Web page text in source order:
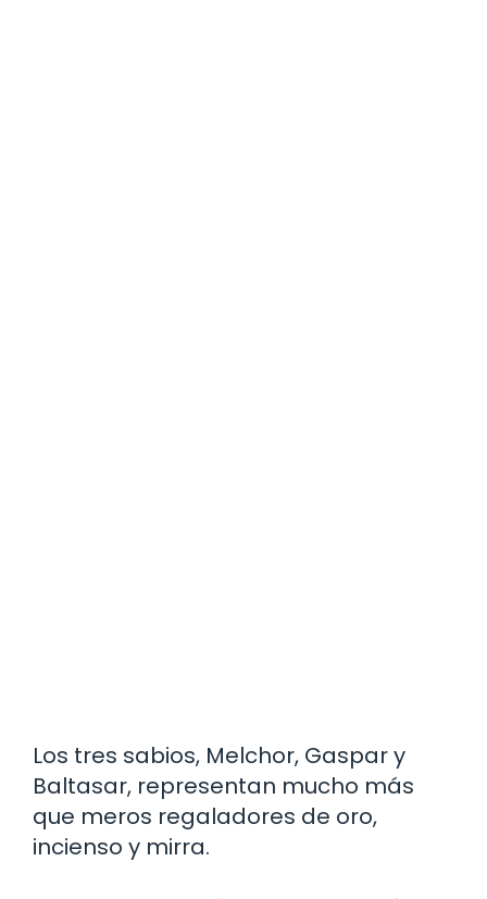
Los tres sabios, Melchor, Gaspar y
Baltasar, representan mucho más
que meros regaladores de oro,
incienso y mirra.